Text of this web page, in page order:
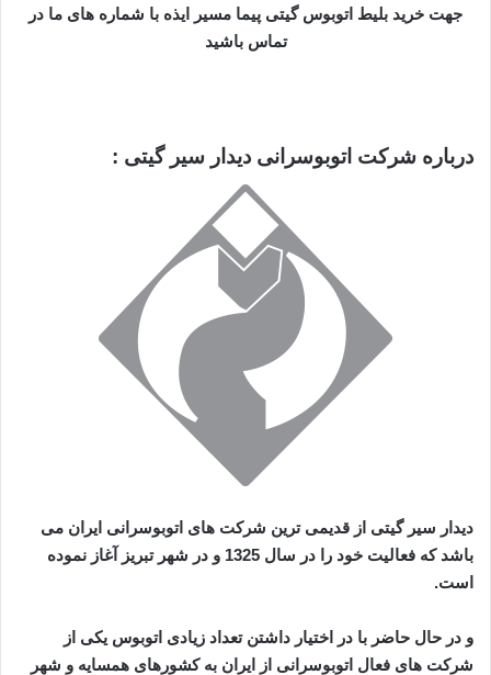
جهت خرید بلیط اتوبوس گیتی پیما مسیر ایذه با شماره های ما در
تماس باشید
درباره شرکت اتوبوسرانی دیدار سیر گیتی :
دیدار سیر گیتی از قدیمی ترین شرکت های اتوبوسرانی ایران می
باشد که فعالیت خود را در سال 1325 و در شهر تبریز آغاز نموده
است.
و در حال حاضر با در اختیار داشتن تعداد زیادی اتوبوس یکی از
شرکت های فعال اتوبوسرانی از ایران به کشورهای همسایه و شهر